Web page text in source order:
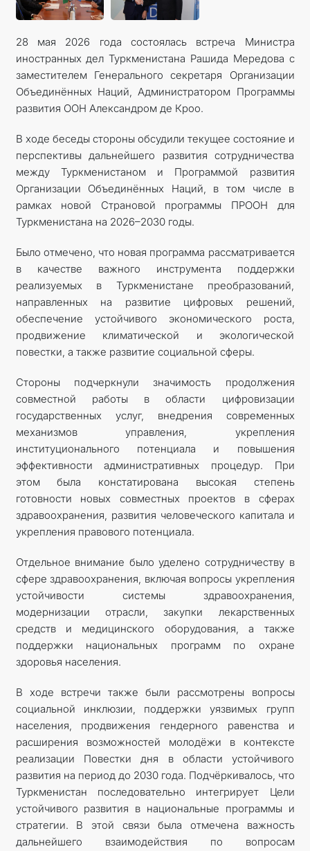
28 мая 2026 года состоялась встреча Министра
иностранных дел Туркменистана Рашида Мередова с
заместителем Генерального секретаря Организации
Объединённых Наций, Администратором Программы
развития ООН Александром де Кроо.
В ходе беседы стороны обсудили текущее состояние и
перспективы дальнейшего развития сотрудничества
между Туркменистаном и Программой развития
Организации Объединённых Наций, в том числе в
рамках новой Страновой программы ПРООН для
Туркменистана на 2026–2030 годы.
Было отмечено, что новая программа рассматривается
в качестве важного инструмента поддержки
реализуемых в Туркменистане преобразований,
направленных на развитие цифровых решений,
обеспечение устойчивого экономического роста,
продвижение климатической и экологической
повестки, а также развитие социальной сферы.
Стороны подчеркнули значимость продолжения
совместной работы в области цифровизации
государственных услуг, внедрения современных
механизмов управления, укрепления
институционального потенциала и повышения
эффективности административных процедур. При
этом была констатирована высокая степень
готовности новых совместных проектов в сферах
здравоохранения, развития человеческого капитала и
укрепления правового потенциала.
Отдельное внимание было уделено сотрудничеству в
сфере здравоохранения, включая вопросы укрепления
устойчивости системы здравоохранения,
модернизации отрасли, закупки лекарственных
средств и медицинского оборудования, а также
поддержки национальных программ по охране
здоровья населения.
В ходе встречи также были рассмотрены вопросы
социальной инклюзии, поддержки уязвимых групп
населения, продвижения гендерного равенства и
расширения возможностей молодёжи в контексте
реализации Повестки дня в области устойчивого
развития на период до 2030 года. Подчёркивалось, что
Туркменистан последовательно интегрирует Цели
устойчивого развития в национальные программы и
стратегии. В этой связи была отмечена важность
дальнейшего взаимодействия по вопросам